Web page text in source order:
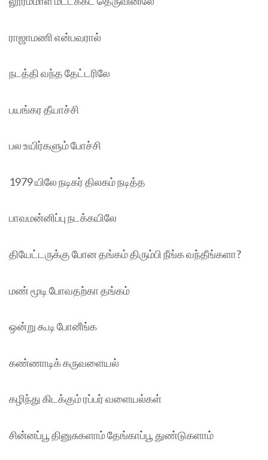
ராஜாமணி என்பவரால்
நடத்தி வந்த தேட்டரிலே
பயங்கர தீயாச்சி
பல உயிர்களும் போச்சி
1979 யிலே நடிகர் திலகம் நடித்த
பாவமன்னிப்பு நடக்கயிலே
தியேட்டருக்கு போன தங்கம் திரும்பி நீங்க வந்தீங்களா?
மண் மூடி போவதற்கா தங்கம்
ஒன்று கூடி போனீங்க
கண்ணாடிக் கருவளையல்
கழிந்து கிடக்கும் ரப்பர் வளையல்கள்
சின்னப்பூ தினுசுகளாம் தேங்காப்பூ துண்டுகளாம்